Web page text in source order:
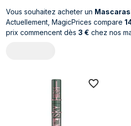
Vous souhaitez acheter un
Actuellement, MagicPrices compare
prix commencent dès 3 € chez nos
Catalogue Maybelline